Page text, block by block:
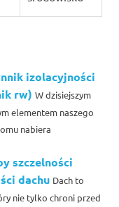
izolacyjności
rw) W dzisiejszym
elementem naszego
nabiera
szczelności
dachu Dach to
nie tylko chroni przed